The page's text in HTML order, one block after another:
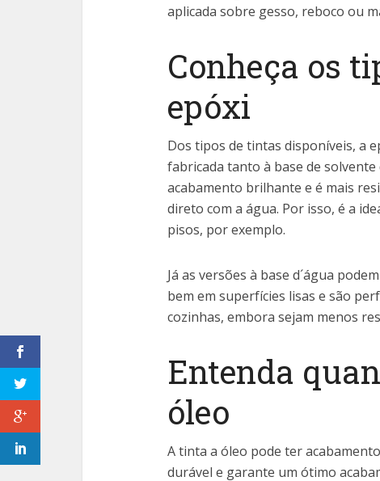
aplicada sobre gesso, reboco ou
Conheça os
epóxi
Dos tipos de tintas disponíveis, a
fabricada tanto à base de
acabamento brilhante e é mais
direto com a água. Por isso, é a
pisos, por exemplo.
Já as versões à base d´água
bem em superfícies lisas e são
cozinhas, embora sejam menos
Entenda
óleo
A tinta a óleo pode ter
durável e garante um ótimo